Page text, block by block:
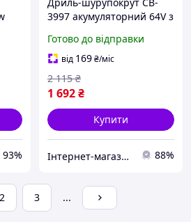
93%
3997 акумуляторний 64V з
набором насадок для
дому та дачі
Готово до відправки
від 169₴/міс
1 692₴
2 115 ₴
Купити
Інтернет-магазин Min Price 88%
2 3 ...